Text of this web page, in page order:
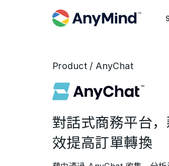
Product / AnyChat
對話式商務平台
效提高訂單轉換